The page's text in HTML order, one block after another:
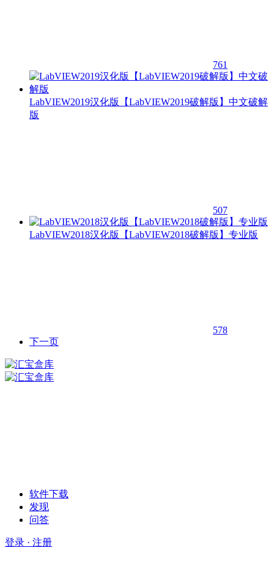
761
LabVIEW2019汉化版【LabVIEW2019破解版】中文破解
版
507
LabVIEW2018汉化版【LabVIEW2018破解版】专业版
578
下一页
软件下载
发现
问答
登录 · 注册